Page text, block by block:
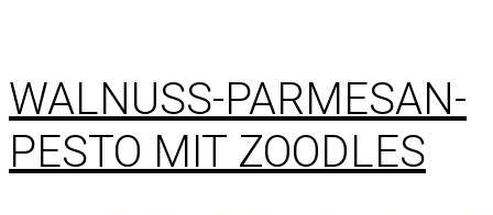
WALNUSS-PARMESAN-
PESTO MIT ZOODLES